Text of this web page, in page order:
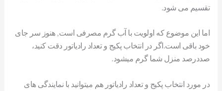
تقسیم می شود.
اما این موضوع که اولویت با آب گرم مصرفی است, هنوز سر جای
خود باقی است.اگر در انتخاب پکیج و تعداد رادیاتور دقت کنید،
صددرصد منزل شما گرم میشود.
در مورد انتخاب پکیج و تعداد رادیاتور هم میتوانید با نمایندگی های